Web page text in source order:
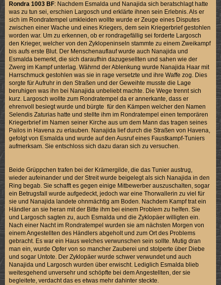
Rondra 1003 BF: Nachdem Esmalda und Nanajida sich beratschlagt hatte
was zu tun sei, erschien Largosch und erklärte ihnen sein Erlebnis. Als er
sich im Rondratempel umkleiden wollte wurde er Zeuge eines Disputes
zwischen einer Wache und eines Kriegers, dem sein Kriegerbrief gestohlen
worden war. Um zu erkennen, ob er rondragefällig sei forderte Largosch
den Krieger, welcher von den Zyklopeninseln stammte zu einem Zweikampf
bis aufs erste Blut. Der Menschenauflauf wurde auch Nanajida und
Esmalda bemerkt, die sich daraufhin dazugesellten und sahen wie der
Zwerg im Kampf unterlag. Währnd der Ablenkung wurde Nanajida Haar mit
Harrschmuck gestohlen was sie in rage versetzte und ihre Waffe zog. Dies
sorgte für Aufruhr in den Straßen und der Geweihte musste die Lage
beruhigen was ihn bei Nanajida unbeliebt machte. Die Wege trennt sich
kurz. Largosch wollte zum Rondratempel da er annerkante, dass er
ehrenvoll besiegt wurde und bürgte für den Kämpen welcher den Namen
Selendis Zaturias hatte und stellte ihm im Rondratempel einen temporären
Kriegerbrief im Namen seiner Kirche aus um dem Mann das tragen seines
Pailos in Havena zu erlauben. Nanajida lief durch die Straßen von Havena,
gefolgt von Esmalda und wurde auf den Ausruf eines Faustkampf-Tuniers
aufmerksam. Sie entschloss sich dazu daran sich zu versuchen.
Beide Grüppchen trafen bei der Krämergilde, die das Tunier austrug,
wieder aufeinander und der Streit wurde beigelegt als sich Nanajida in den
Ring begab. Sie schafft es gegen einige Mitbewerber auszuschalten, sogar
ein Betrugsfall wurde aufgedeckt, jedoch war eine Thorwallerin zu viel für
sie und Nanajida landete ohnmächtig am Boden. Nachdem Kampf trat ein
Händler an sie heran mit der Bitte ihm bei einem Problem zu helfen. Sie
und Largosch sagten zu, auch Esmalda und die Zyklopäer willigten ein.
Nach einer Nacht im Rondratempel wurden sie am nächsten Morgen von
einem Angestellten des Händlers abgeholt und zum Ort des Problems
gebracht. Es war ein Haus welches verwunschen sein sollte. Mutig dran
man ein, wurde Opfer von so mancher Zauberei und stolperte über Diebe
und sogar Untote. Der Zyklopäer wurde schwer verwundet und auch
Nanajida und Largosch wurden über erwischt. Lediglich Esmalda blieb
weitesgehend unversehr und schöpfte bei dem Angestellten, der sie
begleitete, verdacht das es etwas mehr dahinter steckte.